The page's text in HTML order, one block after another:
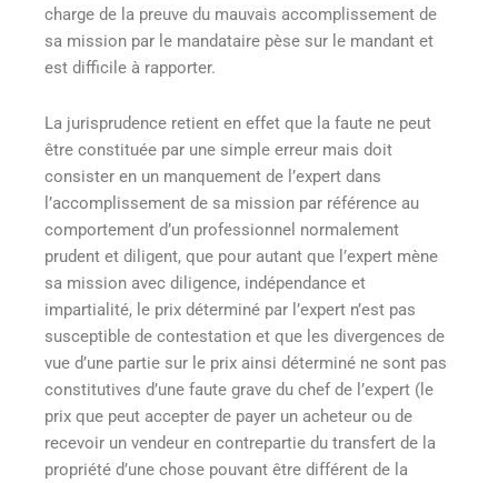
charge de la preuve du mauvais accomplissement de
sa mission par le mandataire pèse sur le mandant et
est difficile à rapporter.
La jurisprudence retient en effet que la faute ne peut
être constituée par une simple erreur mais doit
consister en un manquement de l’expert dans
l’accomplissement de sa mission par référence au
comportement d’un professionnel normalement
prudent et diligent, que pour autant que l’expert mène
sa mission avec diligence, indépendance et
impartialité, le prix déterminé par l’expert n’est pas
susceptible de contestation et que les divergences de
vue d’une partie sur le prix ainsi déterminé ne sont pas
constitutives d’une faute grave du chef de l’expert (le
prix que peut accepter de payer un acheteur ou de
recevoir un vendeur en contrepartie du transfert de la
propriété d’une chose pouvant être différent de la